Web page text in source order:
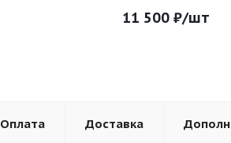
11 500₽/шт
Оплата Доставка